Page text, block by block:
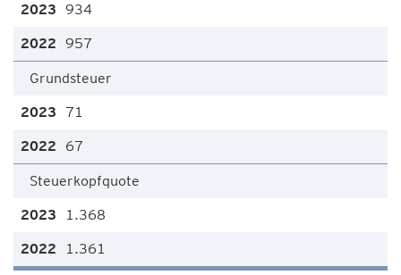
934
957
Grundsteuer
71
67
Steuerkopfquote
1.368
1.361